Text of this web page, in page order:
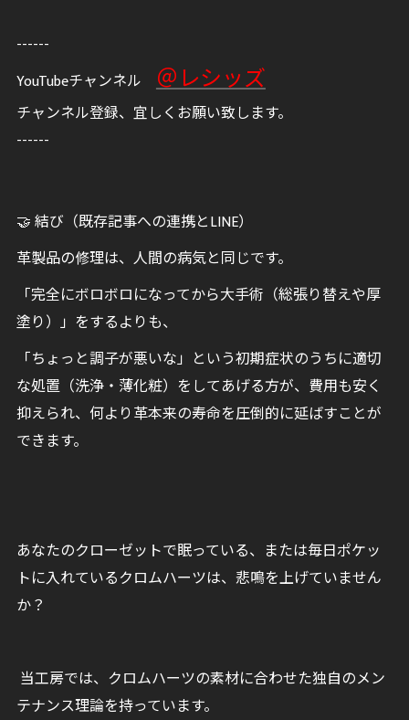
------
YouTubeチャンネル ＠レシッズ
チャンネル登録、宜しくお願い致します。
------
🤝 結び（既存記事への連携とLINE）
革製品の修理は、人間の病気と同じです。
「完全にボロボロになってから大手術（総張り替えや厚
塗り）」をするよりも、
「ちょっと調子が悪いな」という初期症状のうちに適切
な処置（洗浄・薄化粧）をしてあげる方が、費用も安く
抑えられ、何より革本来の寿命を圧倒的に延ばすことが
できます。
あなたのクローゼットで眠っている、または毎日ポケッ
トに入れているクロムハーツは、悲鳴を上げていません
か？
当工房では、クロムハーツの素材に合わせた独自のメン
テナンス理論を持っています。